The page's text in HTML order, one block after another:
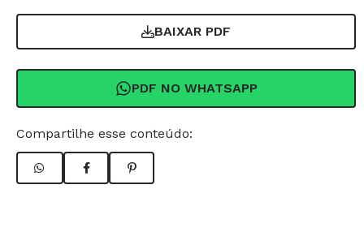
BAIXAR PDF
PDF NO WHATSAPP
Compartilhe esse conteúdo: